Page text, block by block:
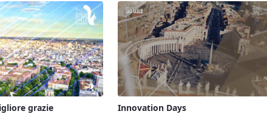
grazie
Innovation Days